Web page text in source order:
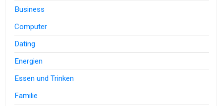
Business
Computer
Dating
Energien
Essen und Trinken
Familie